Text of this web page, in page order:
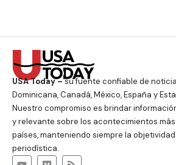
USA Today –su fuente confiable de
Dominicana, Canadá, México, España y
Nuestro compromiso es brindar
y relevante sobre los acontecimientos
países, manteniendo siempre la
periodística.